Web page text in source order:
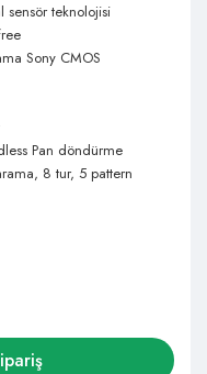
sensör teknolojisi
Sony CMOS
Pan döndürme
8 tur, 5 pattern